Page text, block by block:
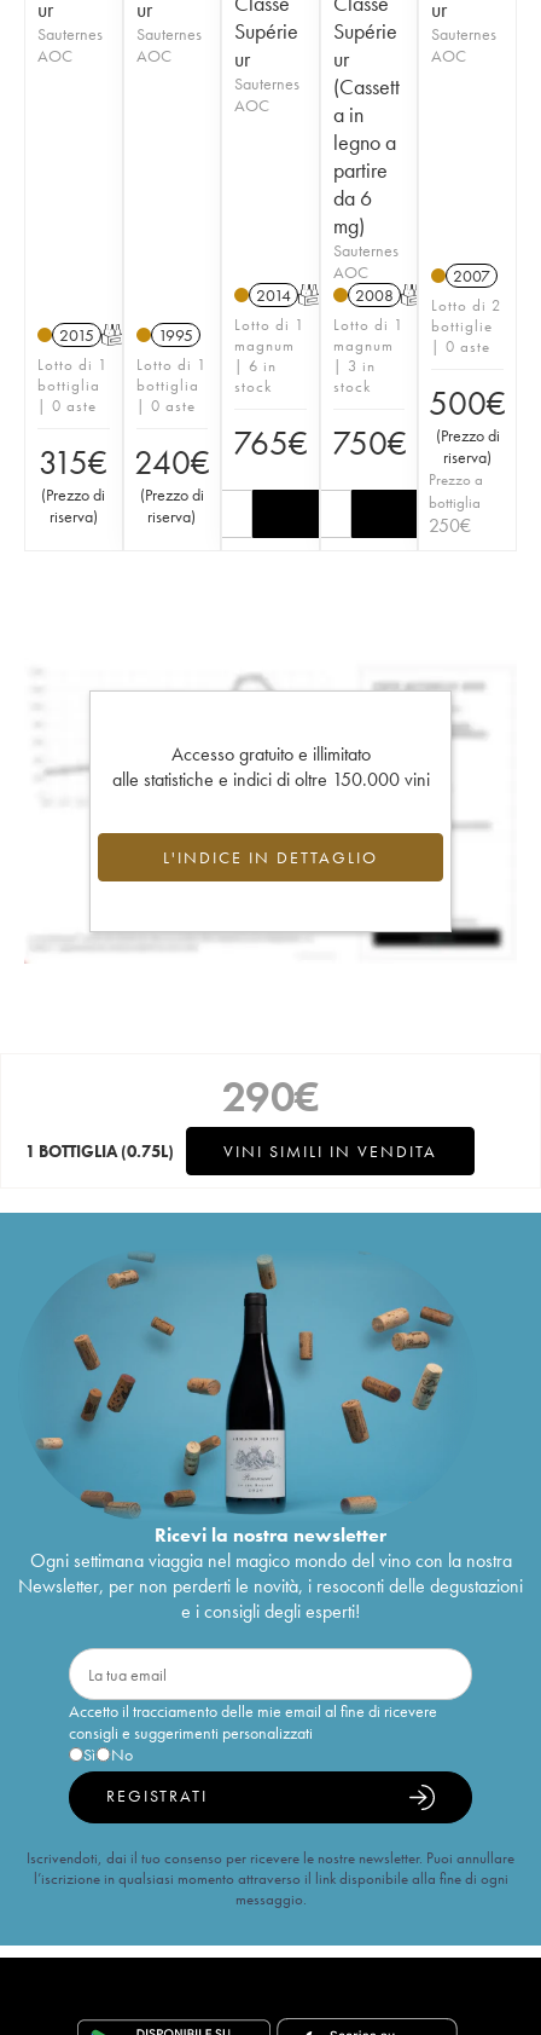
ur
Sauternes
AOC
2015 T
Lotto di 1
bottiglia
| 0 aste
315€
(Prezzo di
riserva)
ur
Sauternes
AOC
1995
Lotto di 1
bottiglia
| 0 aste
240€
(Prezzo di
riserva)
Supérie
ur
Sauternes
AOC
2014 T
Lotto di 1
magnum
| 6 in
stock
765€
Supérie
ur
(Cassett
a in
legno a
partire
da 6
mg)
Sauternes
AOC
2008 T
Lotto di 1
magnum
| 3 in
stock
750€
ur
Sauternes
AOC
2007
Lotto di 2
bottiglie
| 0 aste
500€
(Prezzo di
riserva)
Prezzo a
bottiglia
250€
Accesso gratuito e illimitato
alle statistiche e indici di oltre 150.000 vini
L'INDICE IN DETTAGLIO
290€
1 BOTTIGLIA (0.75L) VINI SIMILI IN VENDITA
Ricevi la nostra newsletter
Ogni settimana viaggia nel magico mondo del vino con la nostra
Newsletter, per non perderti le novità, i resoconti delle degustazioni
e i consigli degli esperti!
Accetto il tracciamento delle mie email al fine di ricevere
consigli e suggerimenti personalizzati
Sì
No
REGISTRATI
Iscrivendoti, dai il tuo consenso per ricevere le nostre newsletter. Puoi annullare
l’iscrizione in qualsiasi momento attraverso il link disponibile alla fine di ogni
messaggio.